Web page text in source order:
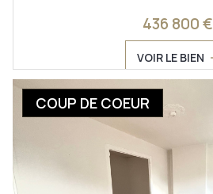
436 800 €
VOIR LE BIEN
COUP DE COEUR